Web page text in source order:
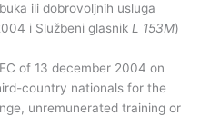
ili dobrovoljnih usluga
i Službeni glasnik L 153M)
of 13 december 2004 on
country nationals for the
unremunerated training or